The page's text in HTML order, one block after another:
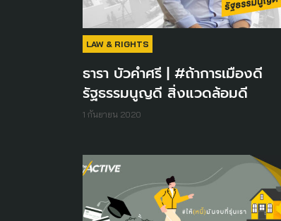
LAW & RIGHTS
ธารา บัวคำศรี | #ถ้าการเมืองดี
รัฐธรรมนูญดี สิ่งแวดล้อมดี
1 กันยายน 2020